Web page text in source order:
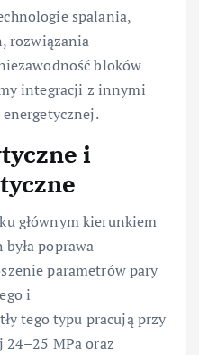
spalania,
rozwiązania
bloków
integracji z innymi
i
głównym kierunkiem
poprawa
parametrów pary
i
tego typu pracują przy
24–25 MPa oraz